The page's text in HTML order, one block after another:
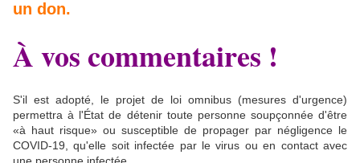
un don.
À vos commentaires !
S'il est adopté, le projet de loi omnibus (mesures d'urgence)
permettra à l'État de détenir toute personne soupçonnée d'être
«à haut risque» ou susceptible de propager par négligence le
COVID-19, qu'elle soit infectée par le virus ou en contact avec